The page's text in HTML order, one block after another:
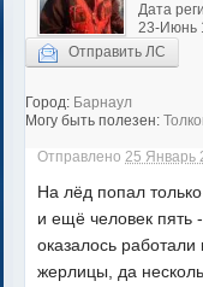
Дата
23-Июнь
Отправить ЛС
Город: Барнаул
Могу быть полезен:
Отправлено25 Январь
На лёд попал
и ещё человек пять
оказалось
жерлицы, да